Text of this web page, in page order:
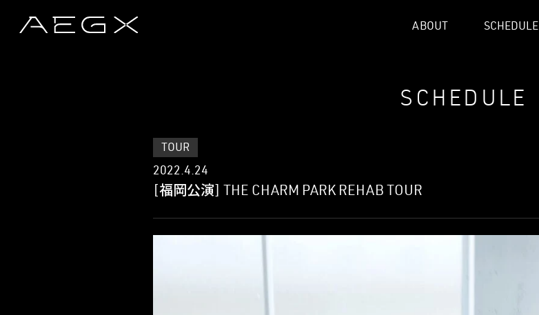
ABOUT SCHEDULE
SCHEDULE
TOUR
2022.4.24
[福岡公演] THE CHARM PARK REHAB TOUR